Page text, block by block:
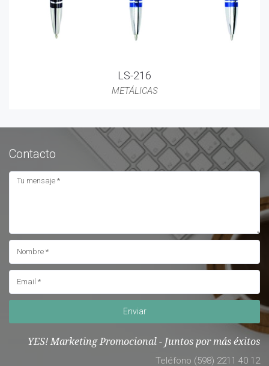
LS-216
METÁLICAS
Contacto
Enviar
YES! Marketing Promocional - Juntos por más éxitos
Teléfono (598) 2211 40 12